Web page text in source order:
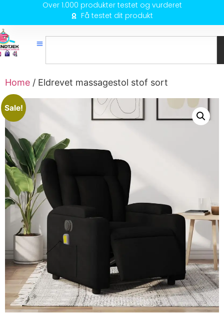
Over 1.000 produkter testet og vurderet
Få testet dit produkt
Home / Eldrevet massagestol stof sort
Sale!